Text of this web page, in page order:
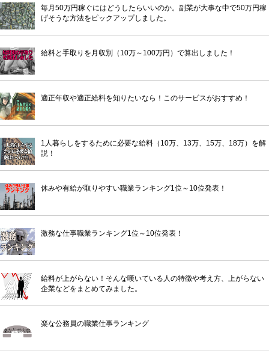
毎月50万円稼ぐにはどうしたらいいのか。副業が大事な中で50万円稼
げそうな方法をピックアップしました。
給料と手取りを月収別（10万～100万円）で算出しました！
適正年収や適正給料を知りたいなら！このサービスがおすすめ！
1人暮らしをするために必要な給料（10万、13万、15万、18万）を解
説！
休みや有給が取りやすい職業ランキング1位～10位発表！
激務な仕事職業ランキング1位～10位発表！
給料が上がらない！そんな嘆いている人の特徴や考え方、上がらない
企業などをまとめてみました。
楽な公務員の職業仕事ランキング